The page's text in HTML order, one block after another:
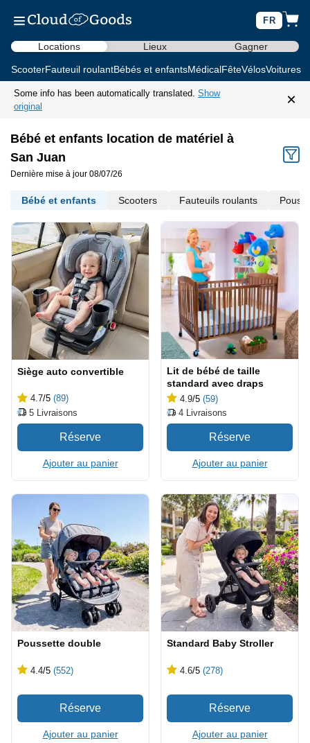
FR
Locations Lieux Gagner
ScooterFauteuil roulantBébés et enfantsMédicalFêteVélosVoitures
Some info has been automatically translated. Show
original
×
Bébé et enfants location de matériel à
San Juan
Dernière mise à jour 08/07/26
Bébé et enfants Scooters Fauteuils roulants
Siège auto convertible
4.7/5 (89)
5 Livraisons
Ajouter au panier
Lit de bébé de taille
standard avec draps
4.9/5 (59)
4 Livraisons
Ajouter au panier
Poussette double
4.4/5 (552)
Ajouter au panier
Standard Baby Stroller
4.6/5 (278)
Ajouter au panier